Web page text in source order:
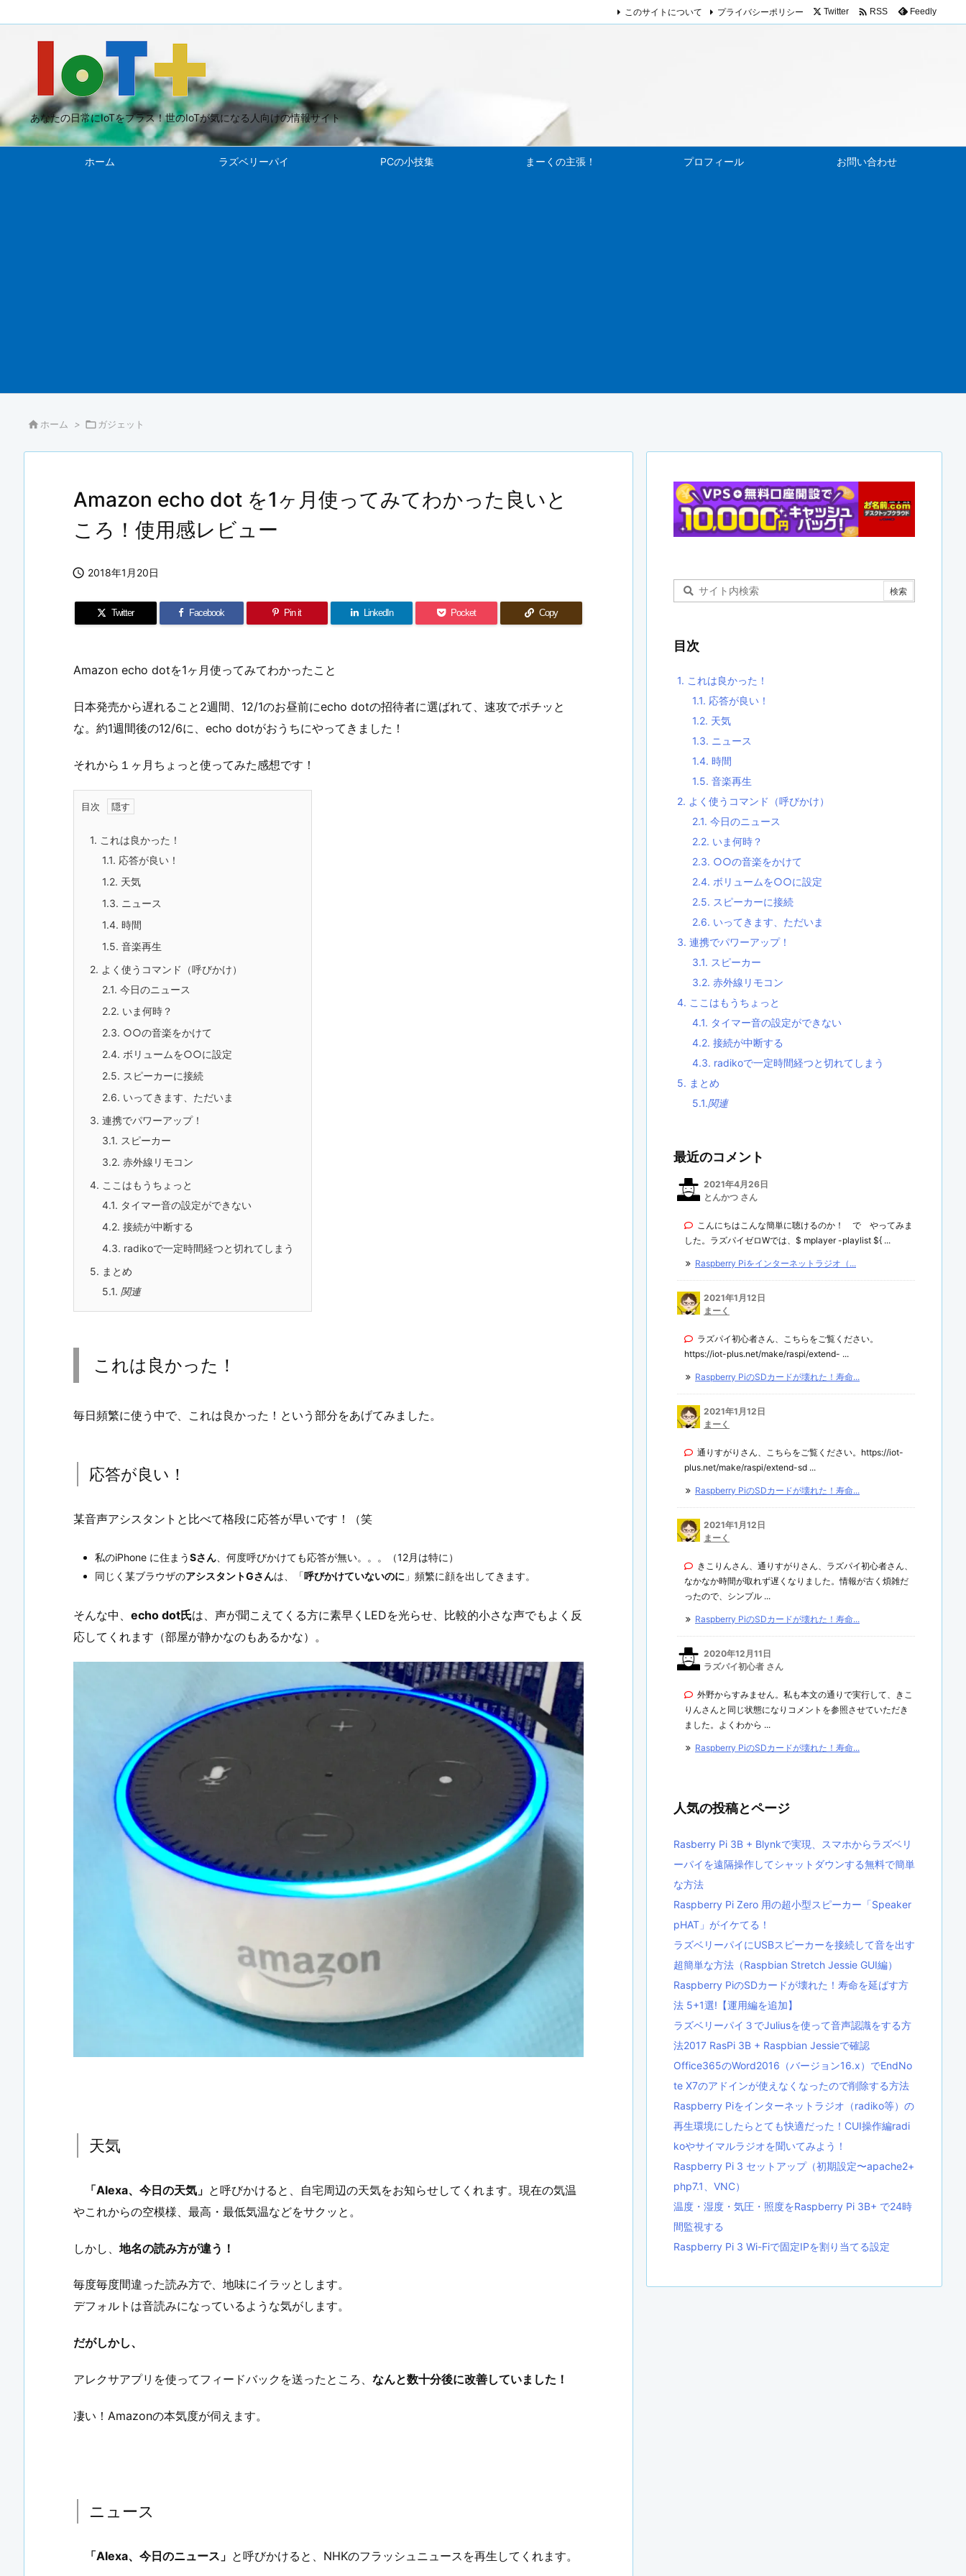
あなたの日常にIoTをプラス！世のIoTが気になる人向けの情報サイト
ホーム ラズベリーパイ PCの小技集 まーくの主張！ プロフィール お問い合わせ
このサイトについて プライバシーポリシー Twitter  RSS Feedly
 ホーム >  ガジェット
Amazon echo dot を1ヶ月使ってみてわかった良いと
ころ！使用感レビュー
 2018年1月20日
Twitter Facebook Pin it LinkedIn Pocket Copy
Amazon echo dotを1ヶ月使ってみてわかったこと
日本発売から遅れること2週間、12/1のお昼前にecho dotの招待者に選ばれて、速攻でポチッと
な。約1週間後の12/6に、echo dotがおうちにやってきました！
それから１ヶ月ちょっと使ってみた感想です！
目次
1. これは良かった！
1.1. 応答が良い！
1.2. 天気
1.3. ニュース
1.4. 時間
1.5. 音楽再生
2. よく使うコマンド（呼びかけ）
2.1. 今日のニュース
2.2. いま何時？
2.3. ○○の音楽をかけて
2.4. ボリュームを○○に設定
2.5. スピーカーに接続
2.6. いってきます、ただいま
3. 連携でパワーアップ！
3.1. スピーカー
3.2. 赤外線リモコン
4. ここはもうちょっと
4.1. タイマー音の設定ができない
4.2. 接続が中断する
4.3. radikoで一定時間経つと切れてしまう
5. まとめ
5.1. 関連
これは良かった！
毎日頻繁に使う中で、これは良かった！という部分をあげてみました。
応答が良い！
某音声アシスタントと比べて格段に応答が早いです！（笑
私のiPhone に住まうSさん 、何度呼びかけても応答が無い。。。（12月は特に）
同じく某ブラウザのアシスタントGさんは、「呼びかけていないのに 」頻繁に顔を出してきます。
そんな中、 echo dot氏は、声が聞こえてくる方に素早くLEDを光らせ、比較的小さな声でもよく反
応してくれます（部屋が静かなのもあるかな）。
天気
「Alexa、今日の天気」 と呼びかけると、自宅周辺の天気をお知らせしてくれます。現在の気温
やこれからの空模様、最高・最低気温などをサクッと。
しかし、 地名の読み方が違う！
毎度毎度間違った読み方で、地味にイラッとします。
デフォルトは音読みになっているような気がします。
だがしかし、
アレクサアプリを使ってフィードバックを送ったところ、 なんと数十分後に改善していました！
凄い！Amazonの本気度が伺えます。
ニュース
「Alexa、今日のニュース」 と呼びかけると、NHKのフラッシュニュースを再生してくれます。
目次
1. これは良かった！
1.1. 応答が良い！
1.2. 天気
1.3. ニュース
1.4. 時間
1.5. 音楽再生
2. よく使うコマンド（呼びかけ）
2.1. 今日のニュース
2.2. いま何時？
2.3. ○○の音楽をかけて
2.4. ボリュームを○○に設定
2.5. スピーカーに接続
2.6. いってきます、ただいま
3. 連携でパワーアップ！
3.1. スピーカー
3.2. 赤外線リモコン
4. ここはもうちょっと
4.1. タイマー音の設定ができない
4.2. 接続が中断する
4.3. radikoで一定時間経つと切れてしまう
5. まとめ
5.1.関連
最近のコメント
2021年4月26日
とんかつ さん
こんにちはこんな簡単に聴けるのか！ で やってみま
した。ラズパイゼロWでは、$ mplayer -playlist ${ ...
Raspberry Piをインターネットラジオ（...
2021年1月12日
まーく
ラズパイ初心者さん、こちらをご覧ください。
https://iot-plus.net/make/raspi/extend- ...
Raspberry PiのSDカードが壊れた！寿命...
2021年1月12日
まーく
通りすがりさん、こちらをご覧ください。https://iot-
plus.net/make/raspi/extend-sd ...
Raspberry PiのSDカードが壊れた！寿命...
2021年1月12日
まーく
きこりんさん、通りすがりさん、ラズパイ初心者さん、
なかなか時間が取れず遅くなりました。情報が古く煩雑だ
ったので、シンプル ...
Raspberry PiのSDカードが壊れた！寿命...
2020年12月11日
ラズパイ初心者 さん
外野からすみません。私も本文の通りで実行して、きこ
りんさんと同じ状態になりコメントを参照させていただき
ました。よくわから ...
Raspberry PiのSDカードが壊れた！寿命...
人気の投稿とページ
Rasberry Pi 3B + Blynkで実現、スマホからラズベリ
ーパイを遠隔操作してシャットダウンする無料で簡単
な方法
Raspberry Pi Zero 用の超小型スピーカー「Speaker
pHAT」がイケてる！
ラズベリーパイにUSBスピーカーを接続して音を出す
超簡単な方法（Raspbian Stretch Jessie GUI編）
Raspberry PiのSDカードが壊れた！寿命を延ばす方
法 5+1選!【運用編を追加】
ラズベリーパイ３でJuliusを使って音声認識をする方
法2017 RasPi 3B + Raspbian Jessieで確認
Office365のWord2016（バージョン16.x）でEndNo
te X7のアドインが使えなくなったので削除する方法
Raspberry Piをインターネットラジオ（radiko等）の
再生環境にしたらとても快適だった！CUI操作編radi
koやサイマルラジオを聞いてみよう！
Raspberry Pi 3 セットアップ（初期設定〜apache2+
php7.1、VNC）
温度・湿度・気圧・照度をRaspberry Pi 3B+ で24時
間監視する
Raspberry Pi 3 Wi-Fiで固定IPを割り当てる設定